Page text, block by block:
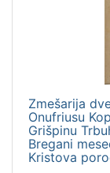
Zmešarija
Onufriusu
Grišpinu
Bregani
Kristova